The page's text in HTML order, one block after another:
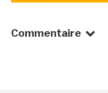
Commentaire